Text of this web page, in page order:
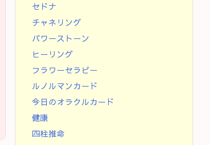
セドナ
チャネリング
パワーストーン
ヒーリング
フラワーセラピー
ルノルマンカード
今日のオラクルカード
健康
四柱推命